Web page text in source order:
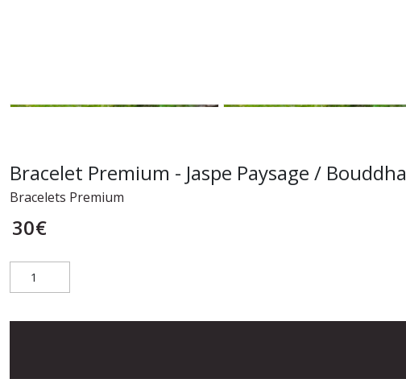
Bracelet Premium - Jaspe Paysage / Bouddha
Bracelets Premium
30€